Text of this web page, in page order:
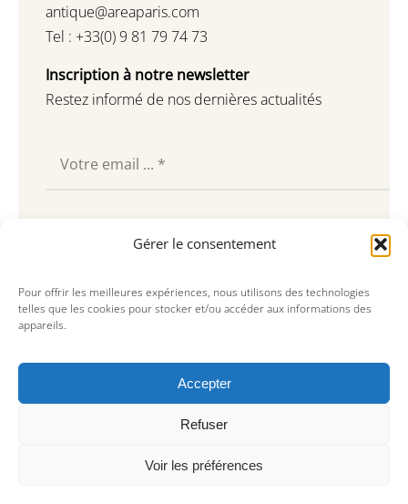
Gérer le consentement
Pour offrir les meilleures expériences, nous utilisons des technologies
telles que les cookies pour stocker et/ou accéder aux informations des
appareils.
Accepter
Refuser
Voir les préférences
antique@areaparis.com
Tel : +33(0) 9 81 79 74 73
Inscription à notre newsletter
Restez informé de nos dernières actualités
Souscrire